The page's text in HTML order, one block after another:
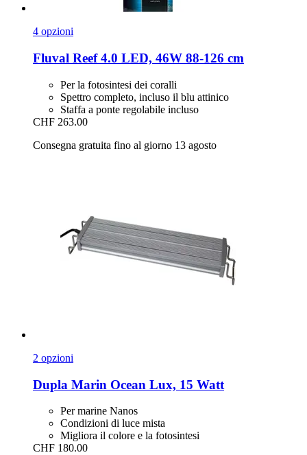
4 opzioni
Fluval Reef 4.0 LED, 46W 88-​126 cm
Per la fotosintesi dei coralli
Spettro completo, incluso il blu attinico
Staffa a ponte regolabile incluso
CHF 263.00
Consegna gratuita fino al giorno 13 agosto
2 opzioni
Dupla Marin Ocean Lux, 15 Watt
Per marine Nanos
Condizioni di luce mista
Migliora il colore e la fotosintesi
CHF 180.00